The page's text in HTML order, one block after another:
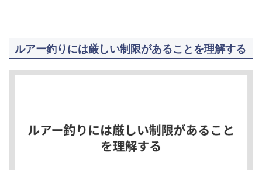
ルアー釣りには厳しい制限があることを理解する